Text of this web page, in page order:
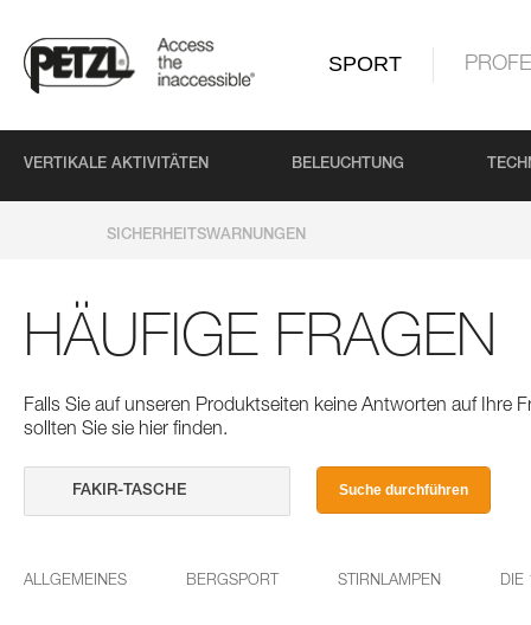
SPORT
VERTIKALE AKTIVITÄTEN BELEUCHTUNG
SICHERHEITSWARNUNGEN
HÄUFIGE FRAGEN
Falls Sie auf unseren Produktseiten keine Antworten auf Ihre
sollten Sie sie hier finden.
Suche durchführen
ALLGEMEINES BERGSPORT STIRNLAMPEN DIE